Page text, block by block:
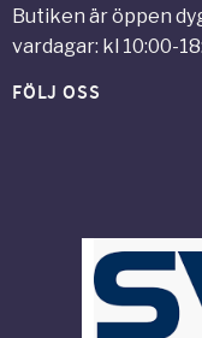
Butiken är öppen
vardagar: kl 10:00-
FÖLJ OSS